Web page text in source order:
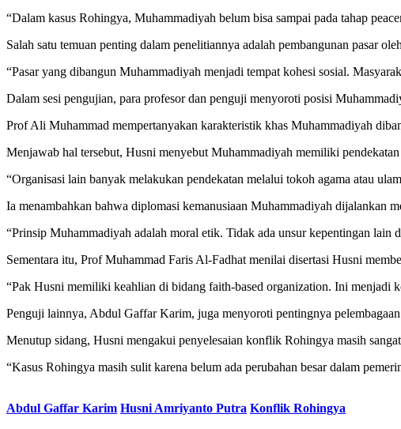
“Dalam kasus Rohingya, Muhammadiyah belum bisa sampai pada tahap
Salah satu temuan penting dalam penelitiannya adalah pembangunan pasar
“Pasar yang dibangun Muhammadiyah menjadi tempat kohesi sosial.
Dalam sesi pengujian, para profesor dan penguji menyoroti posisi
Prof Ali Muhammad mempertanyakan karakteristik khas Muhammadiyah
Menjawab hal tersebut, Husni menyebut Muhammadiyah memiliki
“Organisasi lain banyak melakukan pendekatan melalui tokoh agama atau
Ia menambahkan bahwa diplomasi kemanusiaan Muhammadiyah dijalankan
“Prinsip Muhammadiyah adalah moral etik. Tidak ada unsur kepentingan lain
Sementara itu, Prof Muhammad Faris Al-Fadhat menilai disertasi Husni
“Pak Husni memiliki keahlian di bidang faith-based organization. Ini menjadi
Penguji lainnya, Abdul Gaffar Karim, juga menyoroti pentingnya
Menutup sidang, Husni mengakui penyelesaian konflik Rohingya masih
“Kasus Rohingya masih sulit karena belum ada perubahan besar dalam
Abdul Gaffar Karim Husni Amriyanto Putra Konflik Rohingya